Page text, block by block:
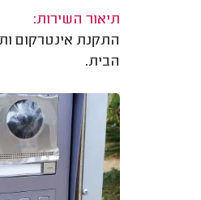
תיאור השירות:
התקנת אינטרקום
הבית.